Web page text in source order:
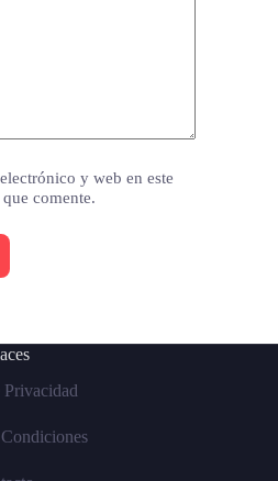
y web en este
comente.
Privacidad